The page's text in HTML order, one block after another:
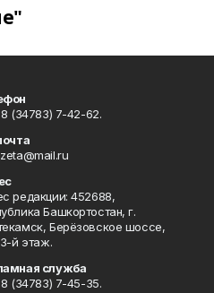
(34783) 7-42-62.
редакции: 452688,
Башкортостан, г.
Берёзовское шоссе,
й этаж.
служба
(34783) 7-45-35.